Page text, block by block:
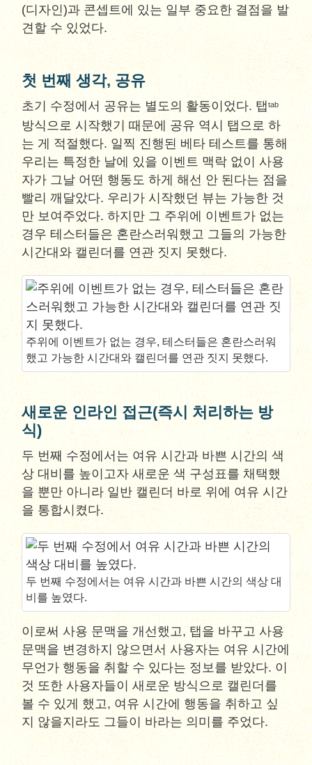
(디자인)과 콘셉트에 있는 일부 중요한 결점을 발
견할 수 있었다.
첫 번째 생각, 공유
초기 수정에서 공유는 별도의 활동이었다. 탭tab
방식으로 시작했기 때문에 공유 역시 탭으로 하
는 게 적절했다. 일찍 진행된 베타 테스트를 통해
우리는 특정한 날에 있을 이벤트 맥락 없이 사용
자가 그날 어떤 행동도 하게 해선 안 된다는 점을
빨리 깨달았다. 우리가 시작했던 뷰는 가능한 것
만 보여주었다. 하지만 그 주위에 이벤트가 없는
경우 테스터들은 혼란스러워했고 그들의 가능한
시간대와 캘린더를 연관 짓지 못했다.
주위에 이벤트가 없는 경우, 테스터들은 혼란스러워
했고 가능한 시간대와 캘린더를 연관 짓지 못했다.
새로운 인라인 접근(즉시 처리하는 방
식)
두 번째 수정에서는 여유 시간과 바쁜 시간의 색
상 대비를 높이고자 새로운 색 구성표를 채택했
을 뿐만 아니라 일반 캘린더 바로 위에 여유 시간
을 통합시켰다.
두 번째 수정에서는 여유 시간과 바쁜 시간의 색상 대
비를 높였다.
이로써 사용 문맥을 개선했고, 탭을 바꾸고 사용
문맥을 변경하지 않으면서 사용자는 여유 시간에
무언가 행동을 취할 수 있다는 정보를 받았다. 이
것 또한 사용자들이 새로운 방식으로 캘린더를
볼 수 있게 했고, 여유 시간에 행동을 취하고 싶
지 않을지라도 그들이 바라는 의미를 주었다.